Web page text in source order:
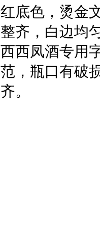
红底色，烫金
整齐，白边均
西西凤酒专用
范，瓶口有破
齐。